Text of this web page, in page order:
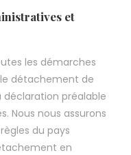
et
les démarches
détachement de
déclaration préalable
Nous nous assurons
du pays
en